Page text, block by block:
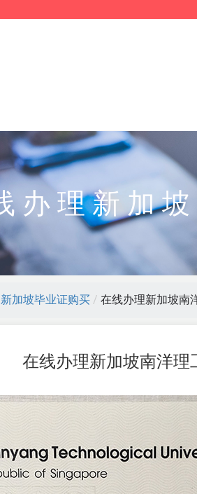
办理新加
新加坡毕业证购买 / 在线办理新加坡南
在线办理新加坡南洋理